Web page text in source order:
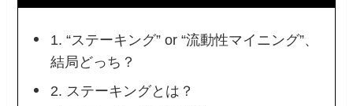
1. “ステーキング” or “流動性マイニング”、
結局どっち？
2. ステーキングとは？